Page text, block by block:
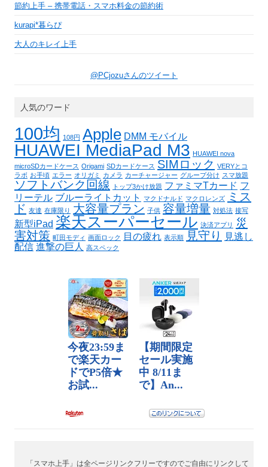
節約上手 – 携帯電話・スマホ料金の節約術
kurapi*暮らぴ
大人のキレイ上手
@PCjozuさんのツイート
人気のワード
100均 108円 Apple DMM モバイル
HUAWEI MediaPad M3 HUAWEI nova
microSDカードケース Origami SDカードケース SIMロック VERYとコ
ラボ お手頃 エラー オリガミ カメラ カーチャージャー グループ分け スマ放題
ソフトバンク回線 トップ3かけ放題 ファミマTカード フ
リーテル ブルーライトカット マクドナルド マクロレンズ
ミス
ド 友達 在庫限り 大容量プラン 子供 容量増量 対処法 接写
新型iPad 楽天スーパーセール 決済アプリ
災
害対策 町田モディ 画面ロック 目の疲れ 表示順 見守り
見逃し
配信 進撃の巨人 高スペック
「スマホ上手」は全ページリンクフリーですのでご自由にリンクして